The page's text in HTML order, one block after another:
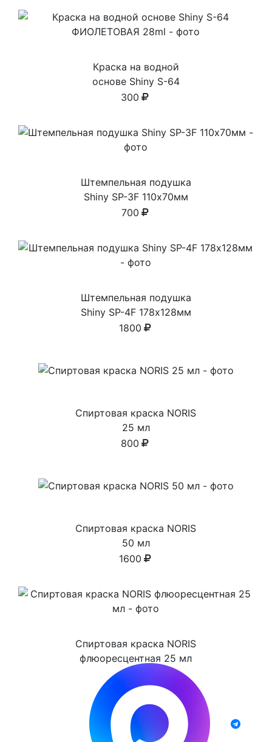
Краска на водной
основе Shiny S-64
ФИОЛЕТОВАЯ 28ml
300
Штемпельная подушка
Shiny SP-3F 110х70мм
700
Штемпельная подушка
Shiny SP-4F 178х128мм
1800
Спиртовая краска NORIS
25 мл
800
Спиртовая краска NORIS
50 мл
1600
Спиртовая краска NORIS
флюоресцентная 25 мл
1100